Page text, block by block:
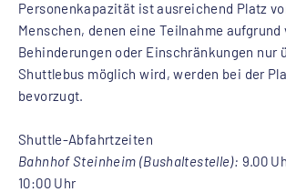
Personenkapazität ist ausreichend Platz
Menschen, denen eine Teilnahme aufgrund
Behinderungen oder Einschränkungen nur
Shuttlebus möglich wird, werden bei der
bevorzugt.
Shuttle-Abfahrtzeiten
Bahnhof Steinheim (Bushaltestelle): 9.00
10:00 Uhr